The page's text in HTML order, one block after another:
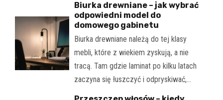
Biurka drewniane – jak wybrać
odpowiedni model do
domowego gabinetu
Biurka drewniane należą do tej klasy
mebli, które z wiekiem zyskują, a nie
tracą. Tam gdzie laminat po kilku latach
zaczyna się łuszczyć i odpryskiwać,…